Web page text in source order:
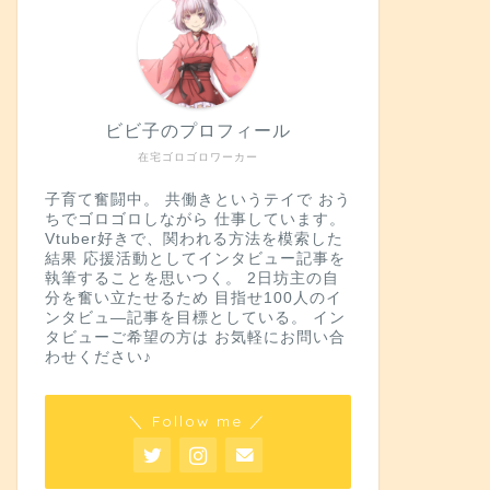
在宅ゴロゴロワーカー
ビビ子のプロフィール
子育て奮闘中。 共働きというテイで おう
ちでゴロゴロしながら 仕事しています。
Vtuber好きで、関われる方法を模索した
結果 応援活動としてインタビュー記事を
執筆することを思いつく。 2日坊主の自
分を奮い立たせるため 目指せ100人のイ
ンタビュ―記事を目標としている。 イン
タビューご希望の方は お気軽にお問い合
わせください♪
＼ Follow me ／